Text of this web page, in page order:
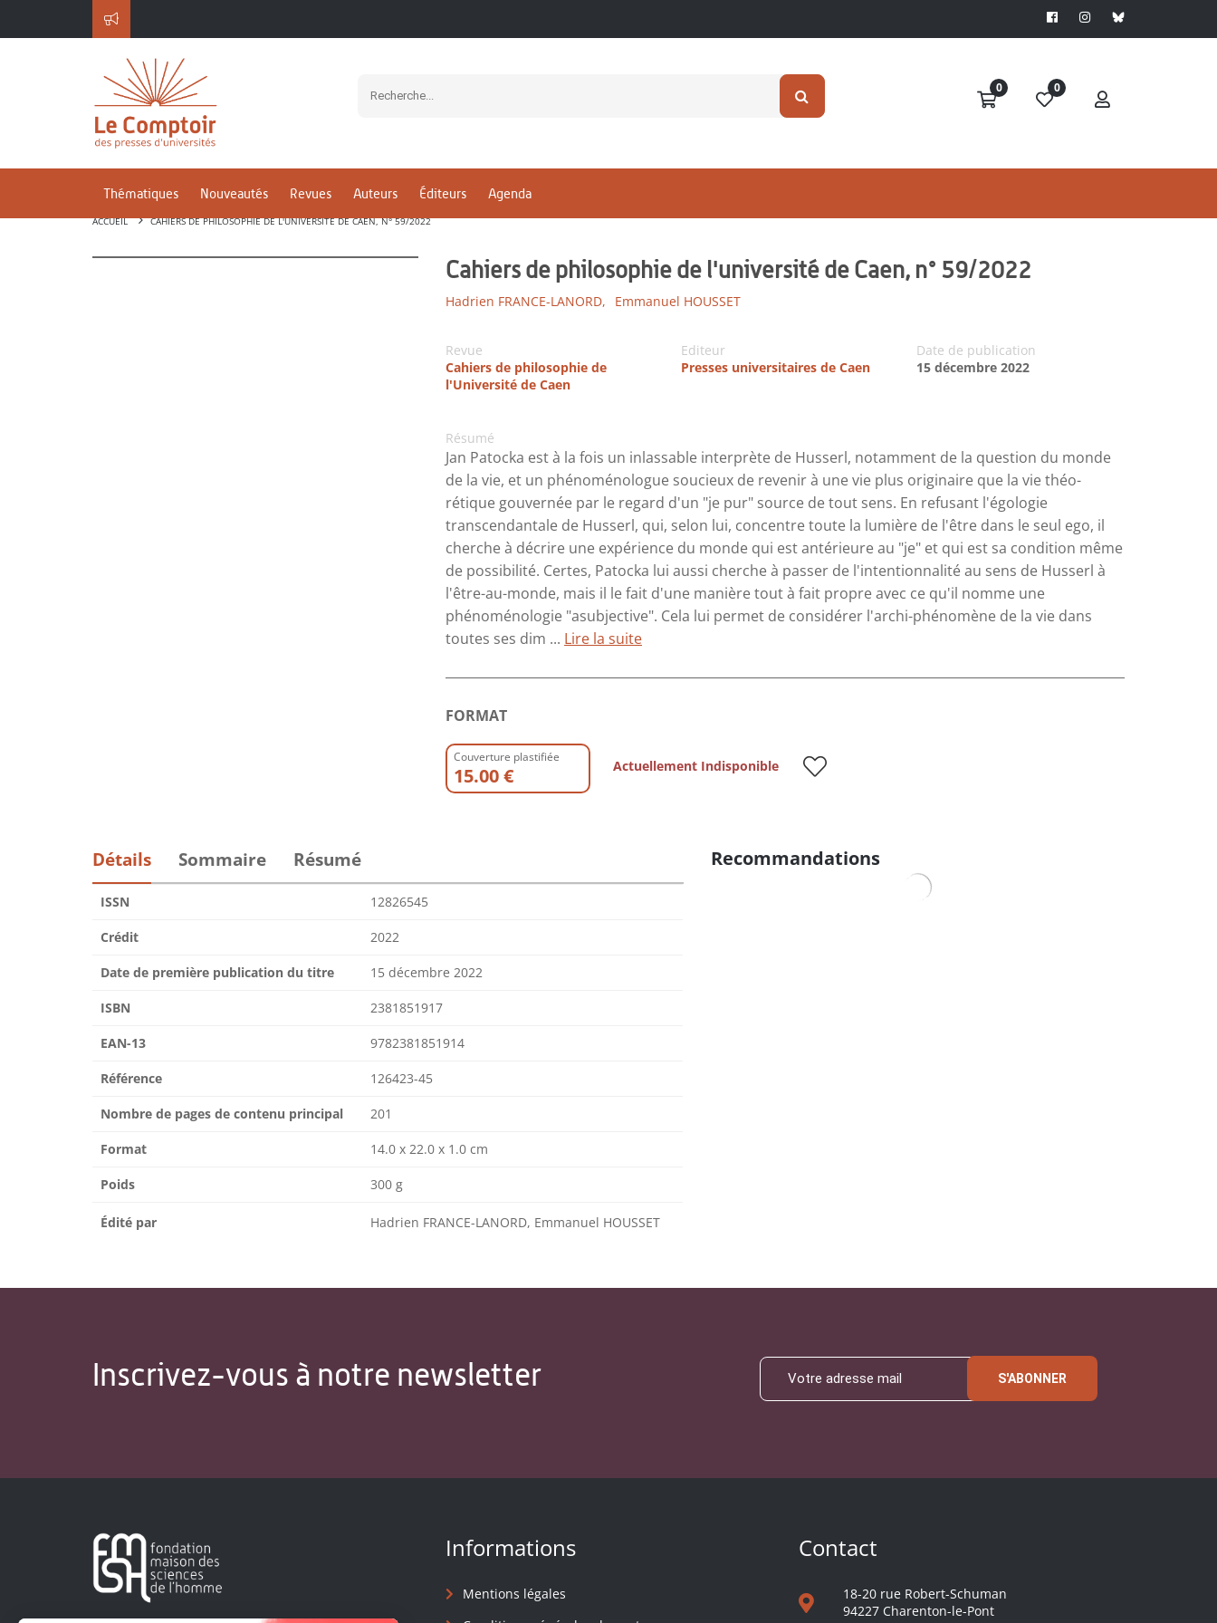
0 0
Thématiques Nouveautés Revues Auteurs Éditeurs Agenda
ACCUEIL CAHIERS DE PHILOSOPHIE DE L'UNIVERSITÉ DE CAEN, N° 59/2022
Cahiers de philosophie de l'université de Caen, n° 59/2022
Hadrien FRANCE-LANORD, Emmanuel HOUSSET
Revue
Cahiers de philosophie de
l'Université de Caen
Editeur
Presses universitaires de Caen
Date de publication
15 décembre 2022
Résumé
Jan Patocka est à la fois un inlassable interprète de Husserl, notam­ment de la question du monde
de la vie, et un phénoménologue soucieux de revenir à une vie plus originaire que la vie théo-
rétique gouvernée par le regard d'un "je pur" source de tout sens. En refusant l'égologie
transcendantale de Husserl, qui, selon lui, concentre toute la lumière de l'être dans le seul ego, il
cherche à décrire une expérience du monde qui est antérieure au "je" et qui est sa condition même
de possibilité. Certes, Patocka lui aussi cherche à passer de l'intentionnalité au sens de Husserl à
l'être-au-monde, mais il le fait d'une manière tout à fait propre avec ce qu'il nomme une
phénoménologie "asubjective". Cela lui permet de considérer l'archi-phénomène de la vie dans
toutes ses dim ... Lire la suite
FORMAT
Couverture plastifiée
15.00 € Actuellement Indisponible
Détails Sommaire Résumé
ISSN 12826545
Crédit 2022
Date de première publication du titre 15 décembre 2022
ISBN 2381851917
EAN-13 9782381851914
Référence 126423-45
Nombre de pages de contenu principal 201
Format 14.0 x 22.0 x 1.0 cm
Poids 300 g
Édité par Hadrien FRANCE-LANORD, Emmanuel HOUSSET
Recommandations
Inscrivez-vous à notre newsletter S'ABONNER
Informations
Mentions légales
Contact
18-20 rue Robert-Schuman
94227 Charenton-le-Pont